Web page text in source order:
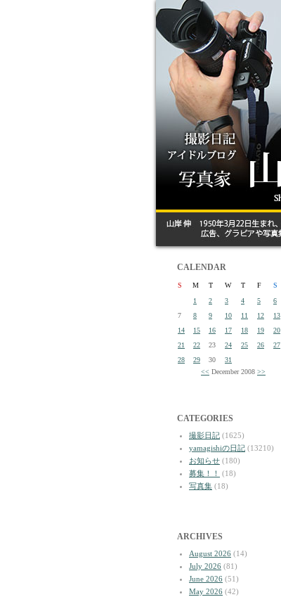
CALENDAR
S M T W T F
S
1
2 3 4 5
6
7
8 9 10 11 12
13
14
15 16 17 18 19
20
21
22 23 24 25 26
27
28
29 30
31
<< December 2008 >>
CATEGORIES
撮影日記 (1625)
yamagishiの日記 (13210)
お知らせ (180)
募集！！
(18)
写真集 (18)
ARCHIVES
August 2026 (14)
July 2026 (81)
June 2026 (51)
May 2026 (42)